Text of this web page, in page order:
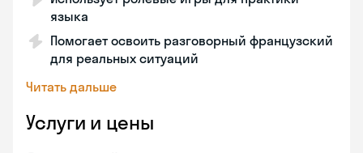
языка
Помогает освоить разговорный французский
для реальных ситуаций
Читать дальше
Услуги и цены